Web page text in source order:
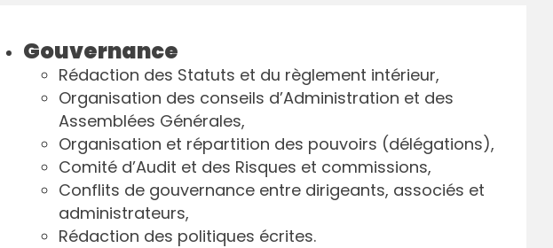
Gouvernance
Rédaction des Statuts et du règlement intérieur,
Organisation des conseils d’Administration et des
Assemblées Générales,
Organisation et répartition des pouvoirs (délégations),
Comité d’Audit et des Risques et commissions,
Conflits de gouvernance entre dirigeants, associés et
administrateurs,
Rédaction des politiques écrites.